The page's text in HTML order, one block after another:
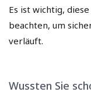
Es ist wichtig,
beachten, um
verläuft.
Wussten Sie